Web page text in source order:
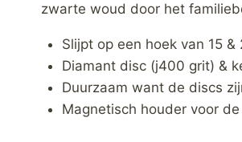
zwarte woud door het
Slijpt op een hoek van 15 &
Diamant disc (j400 grit) &
Duurzaam want de discs
Magnetisch houder voor